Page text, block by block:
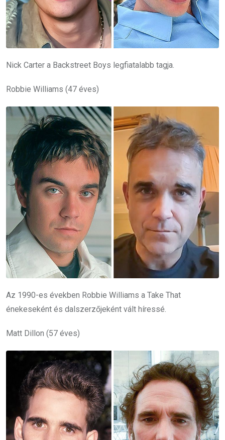
Nick Carter a Backstreet Boys legfiatalabb tagja.
Robbie Williams (47 éves)
Az 1990-es években Robbie Williams a Take That
énekeseként és dalszerzőjeként vált híressé.
Matt Dillon (57 éves)